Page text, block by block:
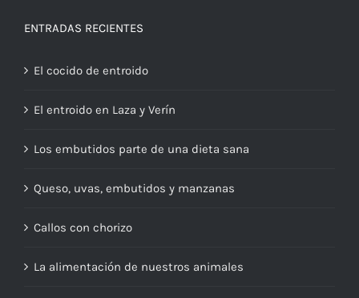
ENTRADAS RECIENTES
El cocido de entroido
El entroido en Laza y Verín
Los embutidos parte de una dieta sana
Queso, uvas, embutidos y manzanas
Callos con chorizo
La alimentación de nuestros animales